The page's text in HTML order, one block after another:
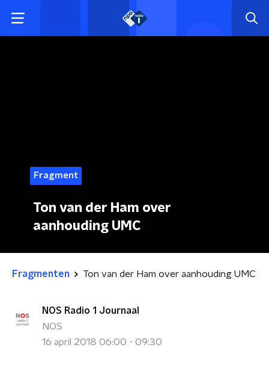
Fragment
Ton van der Ham over
aanhouding UMC
Fragmenten Ton van der Ham over aanhouding UMC
NOS Radio 1 Journaal
NOS
16 april 2018 06:00 - 09:30